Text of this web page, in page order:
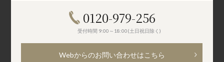
0120-979-256
受付時間 9:00～18:00(土日祝日除く)
Webからのお問い合わせはこちら